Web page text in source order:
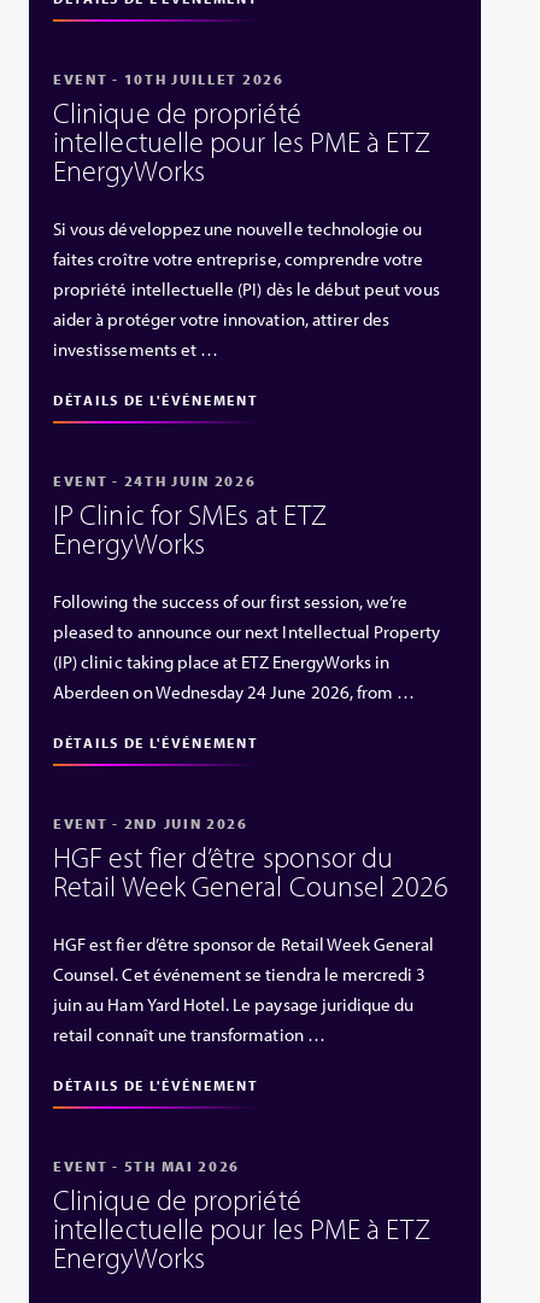
EVENT - 10TH JUILLET 2026
Clinique de propriété
intellectuelle pour les PME à ETZ
EnergyWorks
Si vous développez une nouvelle technologie ou
faites croître votre entreprise, comprendre votre
propriété intellectuelle (PI) dès le début peut vous
aider à protéger votre innovation, attirer des
investissements et …
DÉTAILS DE L'ÉVÉNEMENT
EVENT - 24TH JUIN 2026
IP Clinic for SMEs at ETZ
EnergyWorks
Following the success of our first session, we’re
pleased to announce our next Intellectual Property
(IP) clinic taking place at ETZ EnergyWorks in
Aberdeen on Wednesday 24 June 2026, from …
DÉTAILS DE L'ÉVÉNEMENT
EVENT - 2ND JUIN 2026
HGF est fier d’être sponsor du
Retail Week General Counsel 2026
HGF est fier d’être sponsor de Retail Week General
Counsel. Cet événement se tiendra le mercredi 3
juin au Ham Yard Hotel. Le paysage juridique du
retail connaît une transformation …
DÉTAILS DE L'ÉVÉNEMENT
EVENT - 5TH MAI 2026
Clinique de propriété
intellectuelle pour les PME à ETZ
EnergyWorks